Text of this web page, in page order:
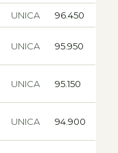
UNICA 96.450
UNICA 95.950
UNICA 95.150
UNICA 94.900